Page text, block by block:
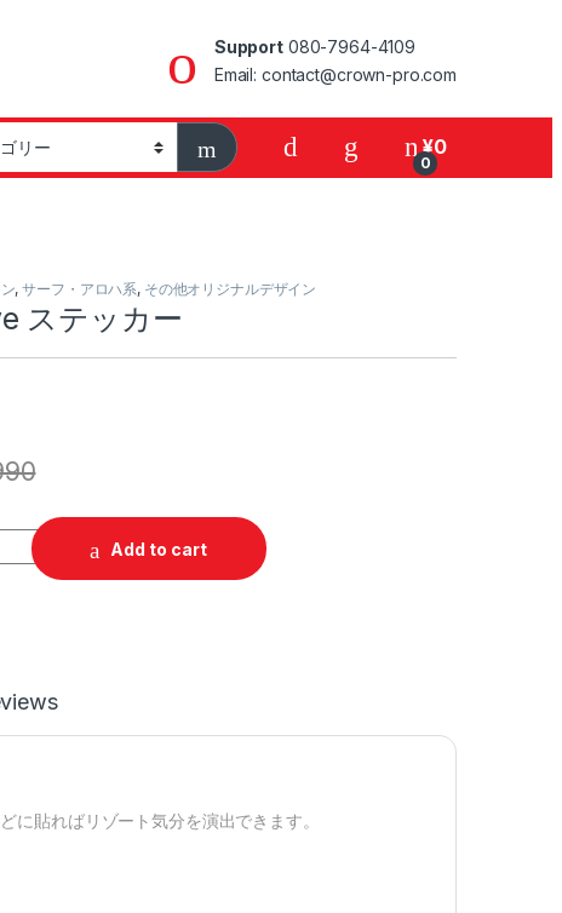
Support080-7964-4109
Email: contact@crown-pro.com
0
¥0
,サーフ・アロハ系, その他オリジナルデザイン
ステッカー
カー quantity
Add to cart
に貼ればリゾート気分を演出できます。